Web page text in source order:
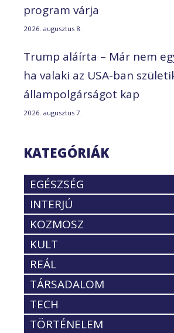
program várja
2026. augusztus 8.
Trump aláírta – Már nem
ha valaki az USA-ban
állampolgárságot kap
2026. augusztus 7.
KATEGÓRIÁK
EGÉSZSÉG
INTERJÚ
KOZMOSZ
KULT
REÁL
TÁRSADALOM
TECH
TÖRTÉNELEM